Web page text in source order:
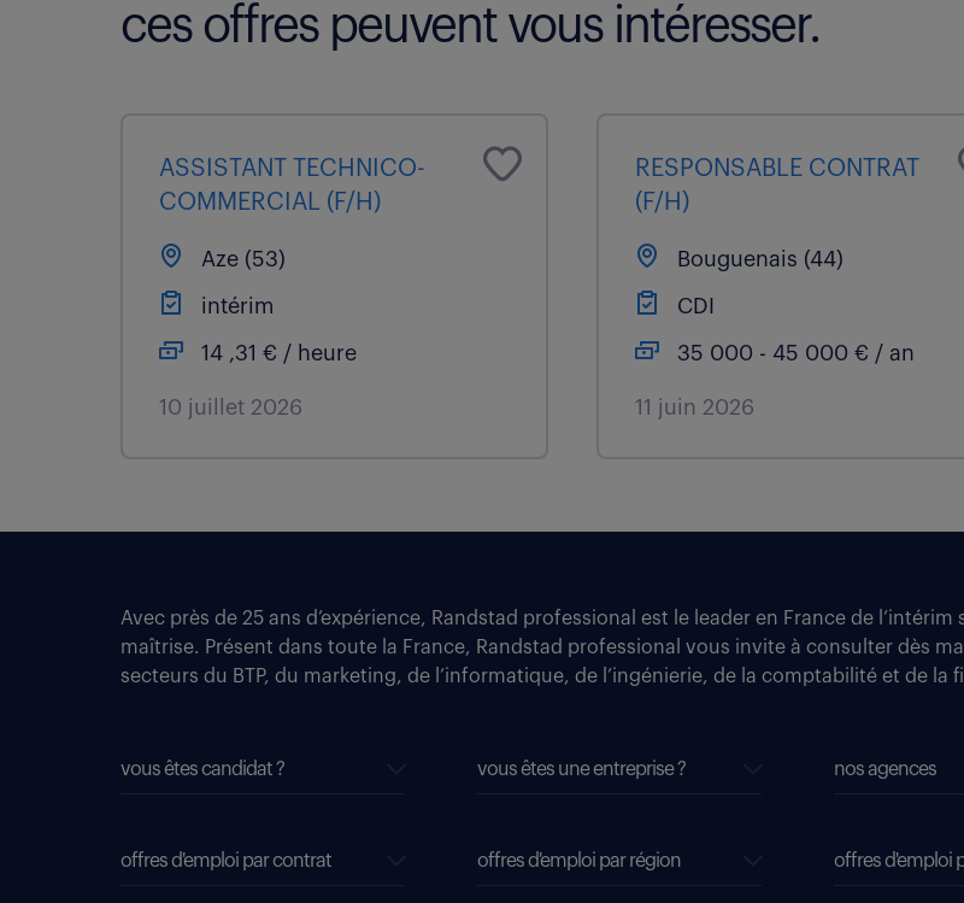
ces offres peuvent vous intéresser.
ASSISTANT TECHNICO-
COMMERCIAL (F/H)
Aze (53)
intérim
14 ,31 € / heure
10 juillet 2026
RESPONSABLE CONTRAT
(F/H)
Bouguenais (44)
CDI
35 000 - 45 000 € / an
11 juin 2026
Avec près de 25 ans d’expérience, Randstad professional est le leader en France de
maîtrise. Présent dans toute la France, Randstad professional vous invite à consulter dès
secteurs du BTP, du marketing, de l’informatique, de l’ingénierie, de la comptabilité et de la
vous êtes candidat ? vous êtes une entreprise ? nos agences
offres d'emploi par contrat offres d'emploi par région offres d'emploi